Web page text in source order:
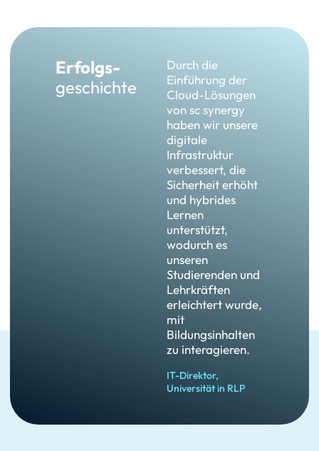
Erfolgs-
geschichte
Durch die
Einführung der
Cloud-Lösungen
von sc synergy
haben wir unsere
digitale
Infrastruktur
verbessert, die
Sicherheit erhöht
und hybrides
Lernen
unterstützt,
wodurch es
unseren
Studierenden und
Lehrkräften
erleichtert wurde,
mit
Bildungsinhalten
zu interagieren.
IT-Direktor,
Universität in RLP